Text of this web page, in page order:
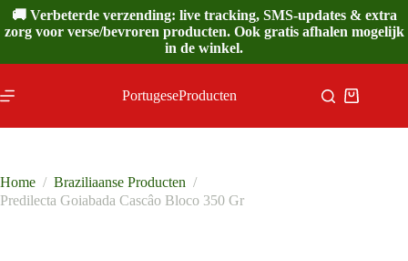
Ga
naar
de
🚚 Verbeterde verzending: live tracking, SMS-updates & extra
zorg voor verse/bevroren producten. Ook gratis afhalen mogelijk
in de winkel.
PortugeseProducten
Home / Braziliaanse Producten /
Predilecta Goiabada Cascâo Bloco 350 Gr